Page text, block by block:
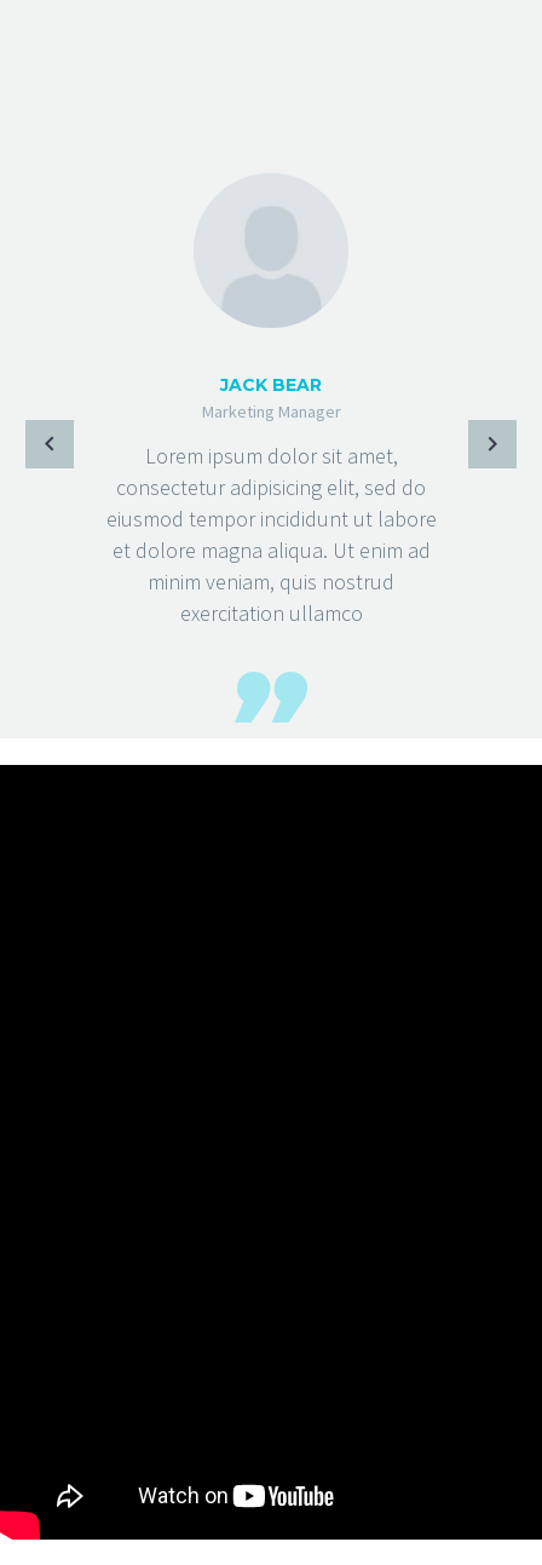
JACK BEAR
Marketing Manager
Lorem ipsum dolor sit amet,
consectetur adipisicing elit, sed do
eiusmod tempor incididunt ut labore
et dolore magna aliqua. Ut enim ad
minim veniam, quis nostrud
exercitation ullamco